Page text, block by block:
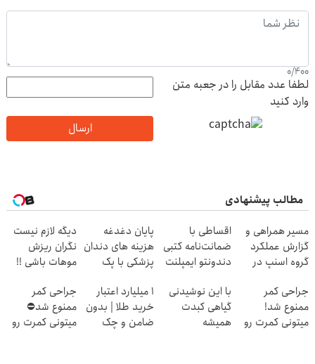
0/400
لطفا عدد مقابل را در جعبه متن
وارد کنید
ارسال
مطالب پیشنهادی
مسیر همراهی و
گزارش عملکرد
گروه اسنپ در
اقساطی با
ضمانت‌نامه کتبی
دندونتو ایمپلنت
پایان دغدغه
هزینه های دندان
پزشکی با پک
خانگی
دیگه لازم نیست
نگران ریزش
موهات باشی !!
رویش مجدد
ریشه مو👇
جراحی کمر
ممنوع شد!
میتونی کمرت رو
با این نوشیدنی
گیاهی کبدت
همیشه
۱ میلیارد اعتبار
خرید طلا | بدون
ضامن و چک
جراحی کمر
ممنوع شد⛔
میتونی کمرت رو